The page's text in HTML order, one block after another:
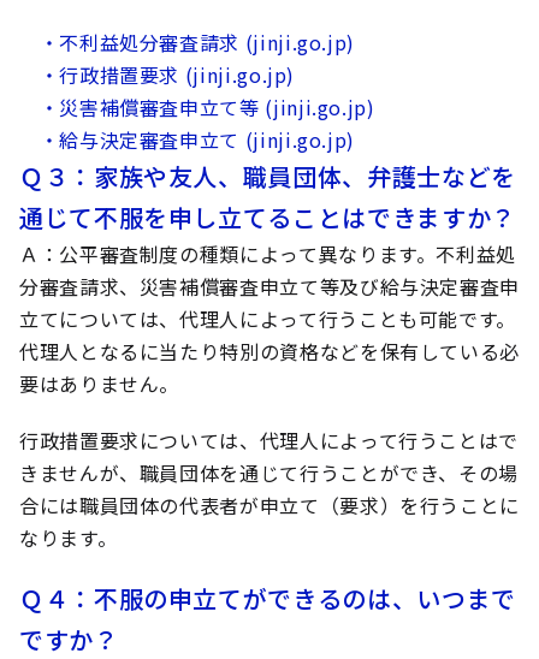
・不利益処分審査請求 (jinji.go.jp)
・行政措置要求 (jinji.go.jp)
・災害補償審査申立て等 (jinji.go.jp)
・給与決定審査申立て (jinji.go.jp)
Ｑ３：家族や友人、職員団体、弁護士などを
通じて不服を申し立てることはできますか？
Ａ ：公平審査制度の種類によって異なります。不利益処
分審査請求、災害補償審査申立て等及び給与決定審査申
立てについては、代理人によって行うことも可能です。
代理人となるに当たり特別の資格などを保有している必
要はありません。
行政措置要求については、代理人によって行うことはで
きませんが、職員団体を通じて行うことができ、その場
合には職員団体の代表者が申立て（要求）を行うことに
なります。
Ｑ４ ：不服の申立てができるのは、いつまで
ですか？